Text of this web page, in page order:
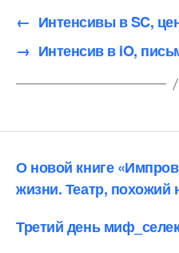
← Интенсивы в SC,
→ Интенсив в iO,
О новой книге
жизни. Театр, похожий
Третий день